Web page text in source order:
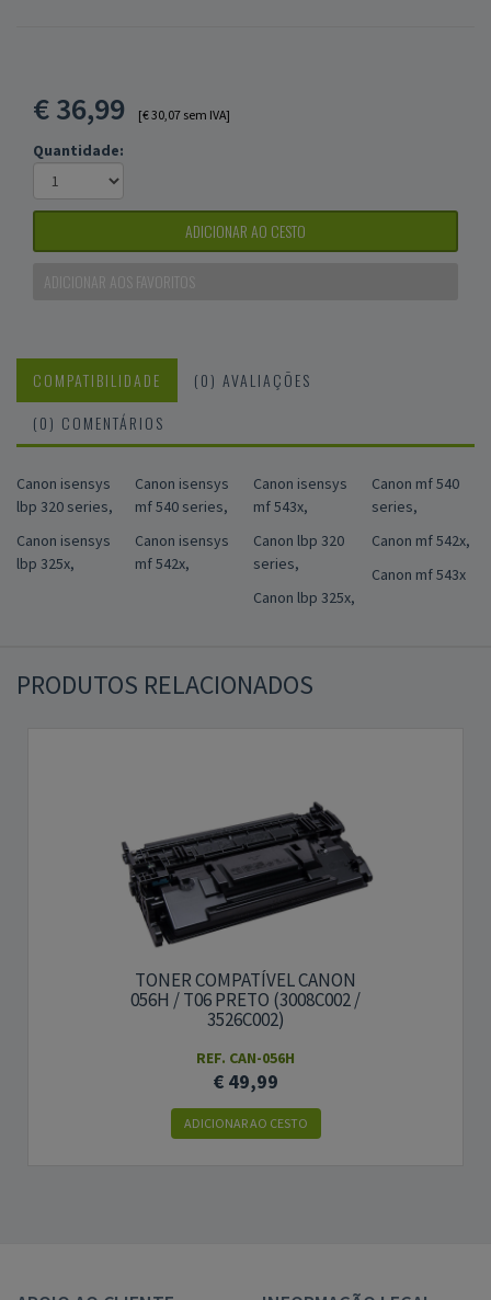
€36,99 [€ 30,07 sem IVA]
Quantidade:
ADICIONAR AO CESTO
ADICIONAR AOS FAVORITOS
COMPATIBILIDADE
(0) AVALIAÇÕES
(0) COMENTÁRIOS
Canon isensys
lbp 320 series,
Canon isensys
lbp 325x,
Canon isensys
mf 540 series,
Canon isensys
mf 542x,
Canon isensys
mf 543x,
Canon lbp 320
series,
Canon lbp 325x,
Canon mf 540
series,
Canon mf 542x,
Canon mf 543x
PRODUTOS RELACIONADOS
TONER COMPATÍVEL CANON
056H / T06 PRETO (3008C002 /
3526C002)
REF. CAN-056H
€ 49,99
ADICIONAR AO CESTO